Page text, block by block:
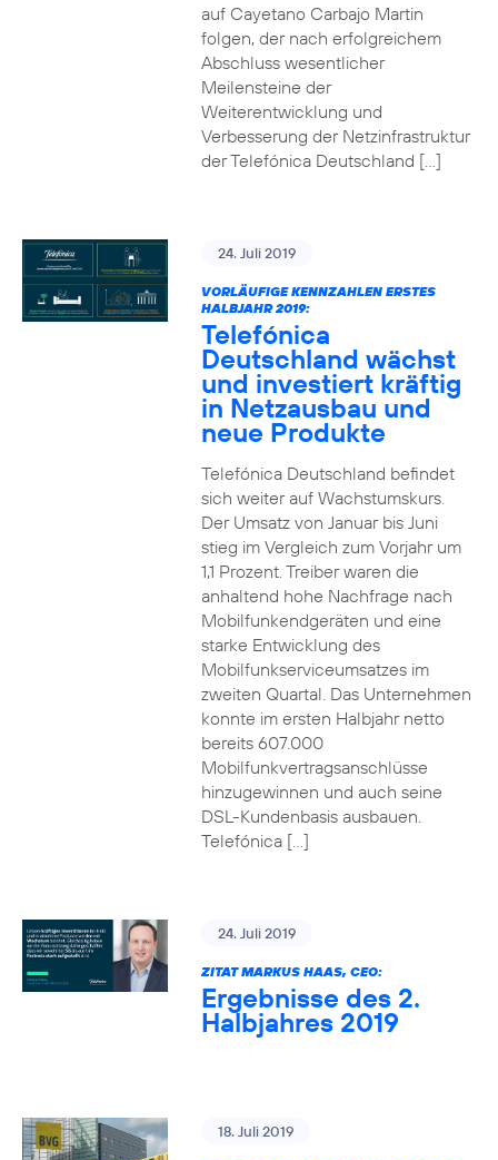
auf Cayetano Carbajo Martin
folgen, der nach erfolgreichem
Abschluss wesentlicher
Meilensteine der
Weiterentwicklung und
Verbesserung der Netzinfrastruktur
der Telefónica Deutschland […]
24. Juli 2019
VORLÄUFIGE KENNZAHLEN ERSTES
HALBJAHR 2019:
Telefónica
Deutschland wächst
und investiert kräftig
in Netzausbau und
neue Produkte
Telefónica Deutschland befindet
sich weiter auf Wachstumskurs.
Der Umsatz von Januar bis Juni
stieg im Vergleich zum Vorjahr um
1,1 Prozent. Treiber waren die
anhaltend hohe Nachfrage nach
Mobilfunkendgeräten und eine
starke Entwicklung des
Mobilfunkserviceumsatzes im
zweiten Quartal. Das Unternehmen
konnte im ersten Halbjahr netto
bereits 607.000
Mobilfunkvertragsanschlüsse
hinzugewinnen und auch seine
DSL-Kundenbasis ausbauen.
Telefónica […]
24. Juli 2019
ZITAT MARKUS HAAS, CEO:
Ergebnisse des 2.
Halbjahres 2019
18. Juli 2019